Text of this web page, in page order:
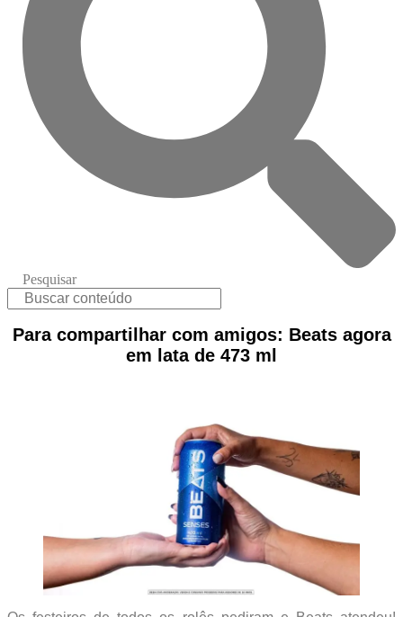
Pesquisar
Para compartilhar com amigos: Beats agora
em lata de 473 ml